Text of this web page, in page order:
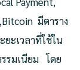
มีตาราง
ยะเวลาที่ใช้ใน
รรมเนียม โดย